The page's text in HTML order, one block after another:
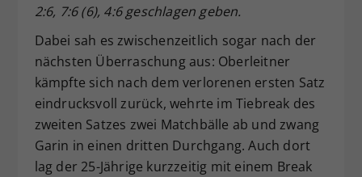
2:6, 7:6 (6), 4:6 geschlagen geben.
Dabei sah es zwischenzeitlich sogar nach der
nächsten Überraschung aus: Oberleitner
kämpfte sich nach dem verlorenen ersten Satz
eindrucksvoll zurück, wehrte im Tiebreak des
zweiten Satzes zwei Matchbälle ab und zwang
Garin in einen dritten Durchgang. Auch dort
lag der 25-Jährige kurzzeitig mit einem Break